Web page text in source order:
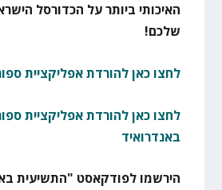
האיכותי ביותר על הכדורסל
שלכם!
לחצו כאן להורדת אפליקציית
לחצו כאן להורדת אפליקציית
באנדרואיד
הירשמו לפודקאסט "התשיעית